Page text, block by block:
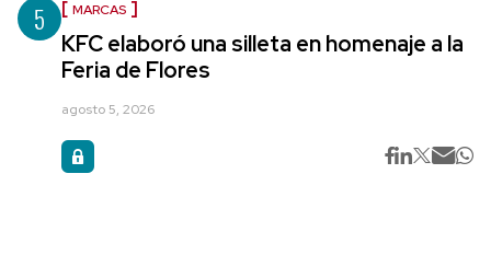
5 MARCAS
KFC elaboró una silleta en homenaje a la
Feria de Flores
agosto 5, 2026